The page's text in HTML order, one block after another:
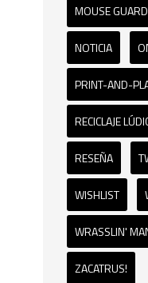
MOUSE GUARD
NOTICIA
PRINT-AND-
RECICLAJE
RESEÑA
WISHLIST
WRASSLIN'
ZACATRUS!